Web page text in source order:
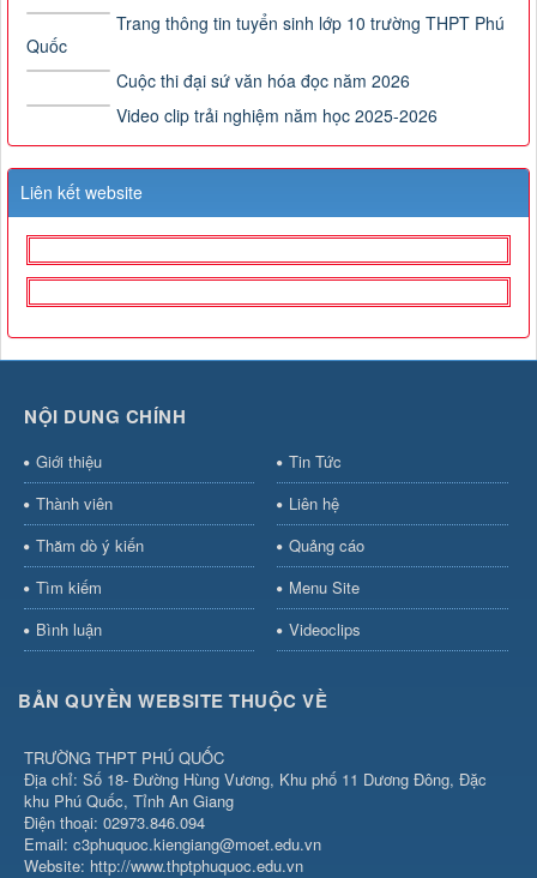
Trang thông tin tuyển sinh lớp 10 trường THPT Phú
Quốc
Cuộc thi đại sứ văn hóa đọc năm 2026
Video clip trải nghiệm năm học 2025-2026
Liên kết website
NỘI DUNG CHÍNH
Giới thiệu
Tin Tức
Thành viên
Liên hệ
Thăm dò ý kiến
Quảng cáo
Tìm kiếm
Menu Site
Bình luận
Videoclips
BẢN QUYỀN WEBSITE THUỘC VỀ
TRƯỜNG THPT PHÚ QUỐC
Địa chỉ: Số 18- Đường Hùng Vương, Khu phố 11 Dương Đông, Đặc
khu Phú Quốc, Tỉnh An Giang
Điện thoại: 02973.846.094
Email: c3phuquoc.kiengiang@moet.edu.vn
Website: http://www.thptphuquoc.edu.vn